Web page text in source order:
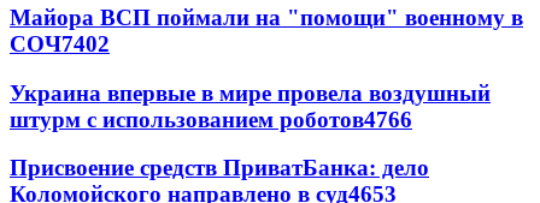
Майора ВСП поймали на "помощи" военному в
СОЧ7402
Украина впервые в мире провела воздушный
штурм с использованием роботов4766
Присвоение средств ПриватБанка: дело
Коломойского направлено в суд4653